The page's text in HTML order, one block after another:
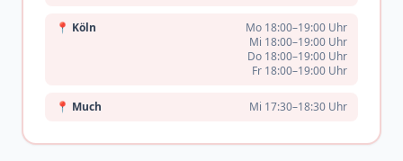
📍 Köln
Mo 18:00–19:00 Uhr
Mi 18:00–19:00 Uhr
Do 18:00–19:00 Uhr
Fr 18:00–19:00 Uhr
📍 Much Mi 17:30–18:30 Uhr